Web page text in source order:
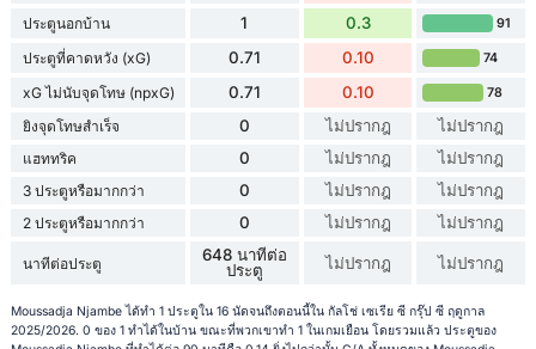
ประตูนอกบ้าน 1 0.3 91
ประตูที่คาดหวัง (xG) 0.71 0.10 74
xG ไม่นับจุดโทษ (npxG) 0.71 0.10 78
ยิงจุดโทษสำเร็จ 0 ไม่ปรากฎ ไม่ปรากฎ
แฮททริค 0 ไม่ปรากฎ ไม่ปรากฎ
3 ประตูหรือมากกว่า 0 ไม่ปรากฎ ไม่ปรากฎ
2 ประตูหรือมากกว่า 0 ไม่ปรากฎ ไม่ปรากฎ
นาทีต่อประตู
648 นาทีต่อ
ประตู
ไม่ปรากฎ ไม่ปรากฎ
Moussadja Njambe ได้ทำ 1 ประตูใน 16 นัดจนถึงตอนนี้ใน กัลโช่ เซเรีย ซี กรุ๊ป ซี ฤดูกาล
2025/2026. 0 ของ 1 ทำได้ในบ้าน ขณะที่พวกเขาทำ 1 ในเกมเยือน โดยรวมแล้ว ประตูของ